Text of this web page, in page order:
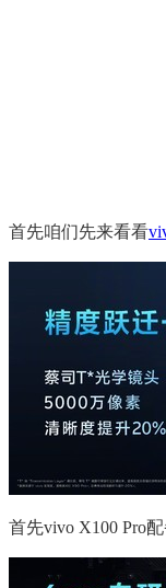
首先咱们先来看看
首先vivo X100 Pro